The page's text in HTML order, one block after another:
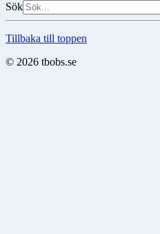
Sök
Tillbaka till toppen
© 2026 tbobs.se